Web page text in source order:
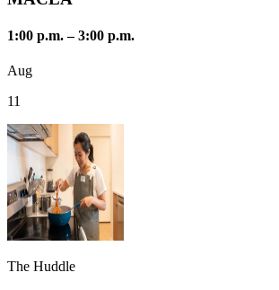
1:00 p.m.–3:00 p.m.
Aug
11
The Huddle